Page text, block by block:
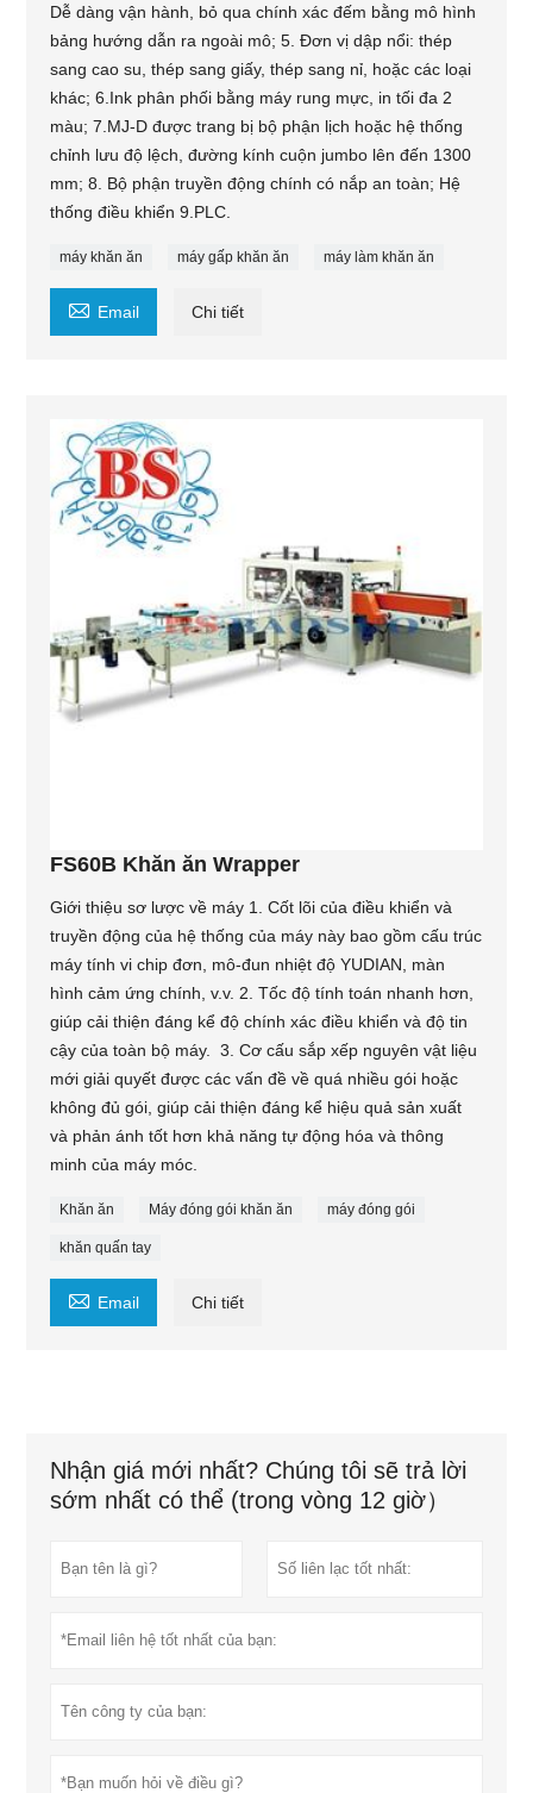
Dễ dàng vận hành, bỏ qua chính xác đếm bằng mô hình
bảng hướng dẫn ra ngoài mô; 5. Đơn vị dập nổi: thép
sang cao su, thép sang giấy, thép sang nỉ, hoặc các loại
khác; 6.Ink phân phối bằng máy rung mực, in tối đa 2
màu; 7.MJ-D được trang bị bộ phận lịch hoặc hệ thống
chỉnh lưu độ lệch, đường kính cuộn jumbo lên đến 1300
mm; 8. Bộ phận truyền động chính có nắp an toàn; Hệ
thống điều khiển 9.PLC.
máy khăn ăn máy gấp khăn ăn máy làm khăn ăn
 Email Chi tiết
FS60B Khăn ăn Wrapper
Giới thiệu sơ lược về máy 1. Cốt lõi của điều khiển và
truyền động của hệ thống của máy này bao gồm cấu trúc
máy tính vi chip đơn, mô-đun nhiệt độ YUDIAN, màn
hình cảm ứng chính, v.v. 2. Tốc độ tính toán nhanh hơn,
giúp cải thiện đáng kể độ chính xác điều khiển và độ tin
cậy của toàn bộ máy. 3. Cơ cấu sắp xếp nguyên vật liệu
mới giải quyết được các vấn đề về quá nhiều gói hoặc
không đủ gói, giúp cải thiện đáng kể hiệu quả sản xuất
và phản ánh tốt hơn khả năng tự động hóa và thông
minh của máy móc.
Khăn ăn Máy đóng gói khăn ăn máy đóng gói
khăn quấn tay
 Email Chi tiết
Nhận giá mới nhất? Chúng tôi sẽ trả lời
sớm nhất có thể (trong vòng 12 giờ）